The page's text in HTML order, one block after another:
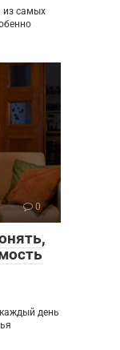
из самых
0
день